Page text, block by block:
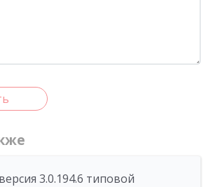
3.0.194.6 типовой